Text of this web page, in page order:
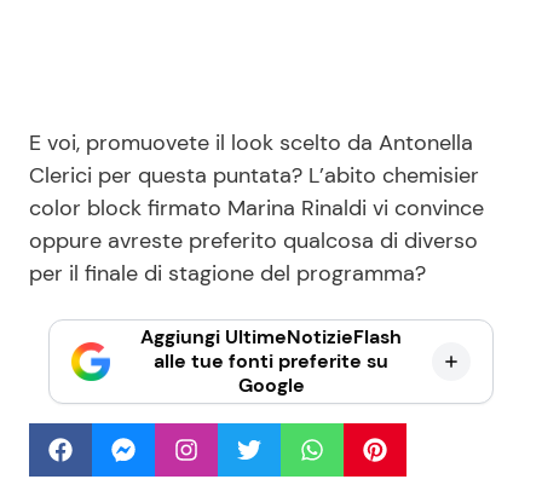
E voi, promuovete il look scelto da Antonella
Clerici per questa puntata? L’abito chemisier
color block firmato Marina Rinaldi vi convince
oppure avreste preferito qualcosa di diverso
per il finale di stagione del programma?
Aggiungi UltimeNotizieFlash
alle tue fonti preferite su
Google